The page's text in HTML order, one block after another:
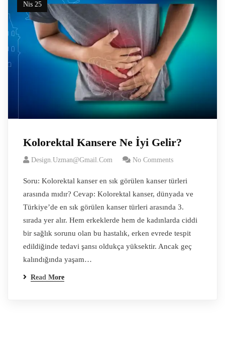
Nis 25
Kolorektal Kansere Ne İyi Gelir?
Design.uzman@gmail.com No Comments
Soru: Kolorektal kanser en sık görülen kanser türleri
arasında mıdır? Cevap: Kolorektal kanser, dünyada ve
Türkiye’de en sık görülen kanser türleri arasında 3.
sırada yer alır. Hem erkeklerde hem de kadınlarda ciddi
bir sağlık sorunu olan bu hastalık, erken evrede tespit
edildiğinde tedavi şansı oldukça yüksektir. Ancak geç
kalındığında yaşam…
Read More